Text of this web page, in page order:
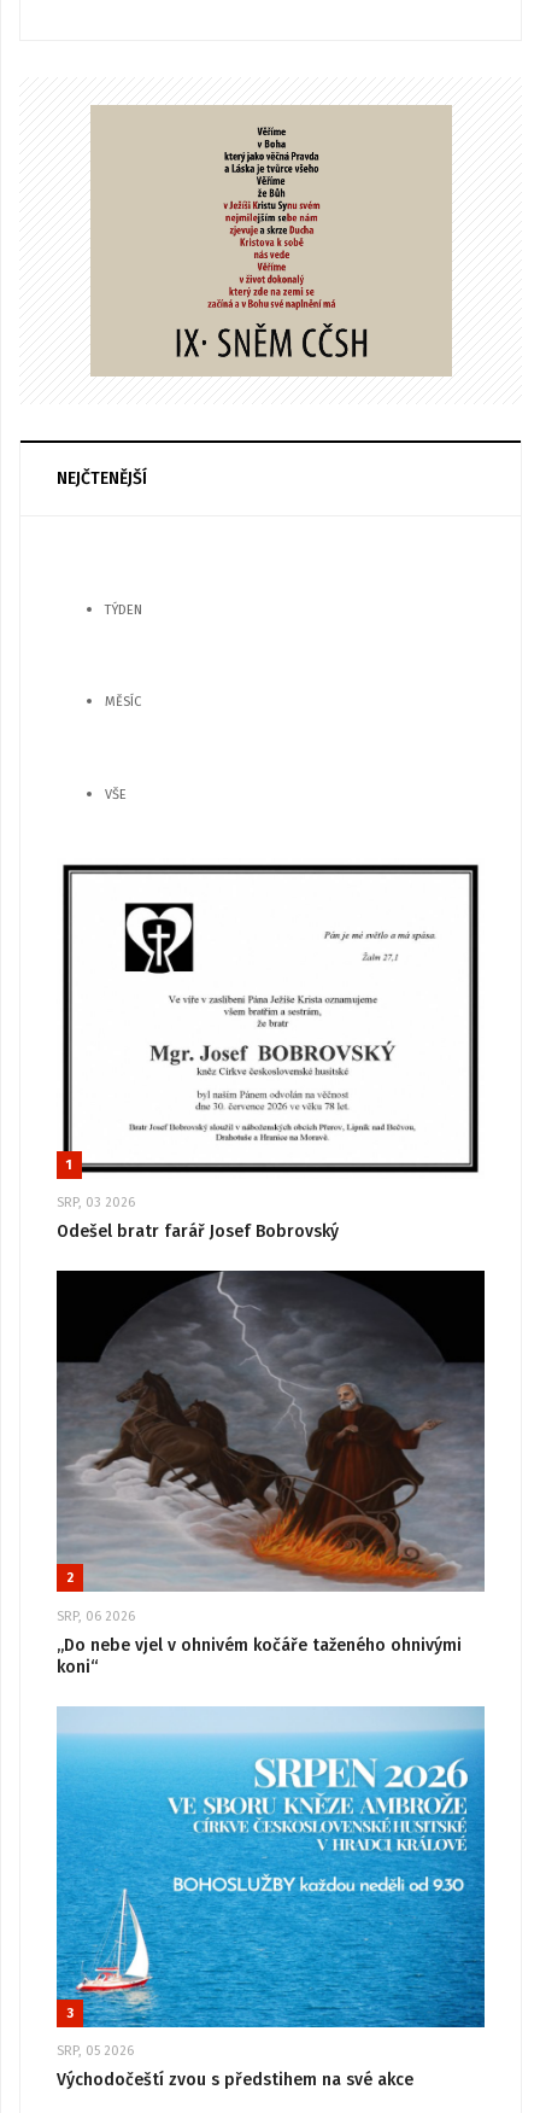
NEJČTENĚJŠÍ
TÝDEN
MĚSÍC
VŠE
1
SRP, 03 2026
Odešel bratr farář Josef Bobrovský
2
SRP, 06 2026
„Do nebe vjel v ohnivém kočáře taženého ohnivými
koni“
3
SRP, 05 2026
Východočeští zvou s předstihem na své akce